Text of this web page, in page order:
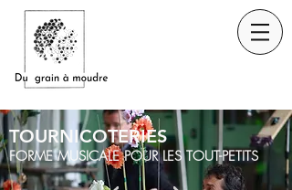
TOURNICOTERIES
FORME MUSICALE POUR LES TOUT-PETITS